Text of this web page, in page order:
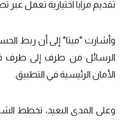
تقديم مزايا اختيارية تعمل عبر
وأشارت "ميتا" إلى أن ربط
الرسائل من طرف إلى طرف
الأمان الرئيسية في التطبيق.
وعلى المدى البعيد، تخطط